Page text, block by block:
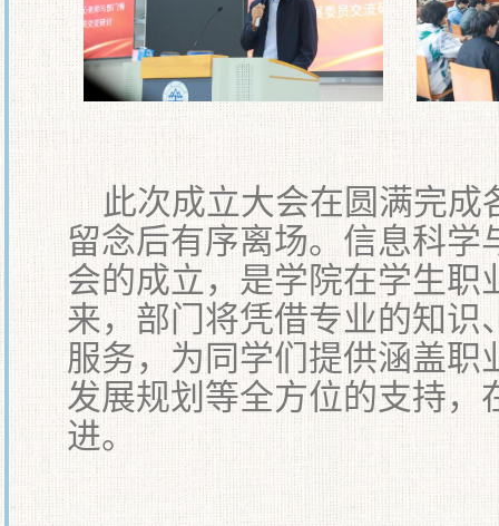
此次成立大会在圆满完
留念后有序离场。信息科
会的成立，是学院在学生职
来，部门将凭借专业的知识
服务，为同学们提供涵盖
发展规划等全方位的支持，
进。